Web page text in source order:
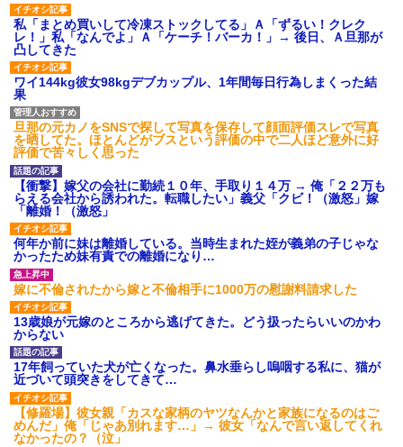
私「まとめ買いして冷凍ストックしてる」Ａ「ずるい！クレク
レ！」私「なんでよ」Ａ「ケーチ！バーカ！」→ 後日、Ａ旦那が
凸してきた
ワイ144kg彼女98kgデブカップル、1年間毎日行為しまくった結
果
旦那の元カノをSNSで探して写真を保存して顔面評価スレで写真
を晒してた。ほとんどがブスという評価の中で二人ほど意外に好
評価で苦々しく思った
【衝撃】嫁父の会社に勤続１０年、手取り１４万 → 俺「２２万も
らえる会社から誘われた。転職したい」義父「クビ！（激怒」嫁
「離婚！（激怒」
何年か前に妹は離婚している。当時生まれた姪が義弟の子じゃな
かったため妹有責での離婚になり…
嫁に不倫されたから嫁と不倫相手に1000万の慰謝料請求した
13歳娘が元嫁のところから逃げてきた。どう扱ったらいいのかわ
からない
17年飼っていた犬が亡くなった。鼻水垂らし嗚咽する私に、猫が
近づいて頭突きをしてきて…
【修羅場】彼女親「カスな家柄のヤツなんかと家族になるのはご
めんだ」俺「じゃあ別れます…」→ 彼女「なんで言い返してくれ
なかったの？（泣」